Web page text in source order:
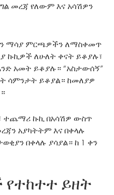
መረጃ የለውም እና አሳሽዎን
ማሳያ ምርጫዎችን ለማስቀመጥ
ኩኪዎች ለሁለት ቀናት ይቆያሉ፣
አመት ይቆያሉ። “አስታውሰኝ”
ሳምንታት ይቆያል። ከመለያዎ
ተጨማሪ ኩኪ በአሳሽዎ ውስጥ
አያካትትም እና በቀላሉ
በቀላሉ ያሳያል። ከ 1 ቀን
ይዘት